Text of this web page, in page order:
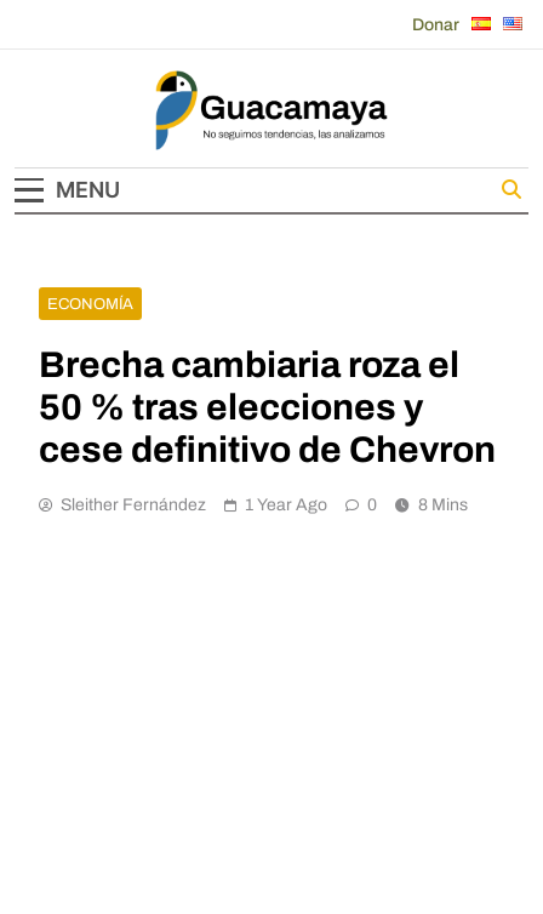
Donar
Guacamaya
MENU
ECONOMÍA
Brecha cambiaria roza el
50 % tras elecciones y
cese definitivo de Chevron
Sleither Fernández 1 Year Ago 0 8 Mins